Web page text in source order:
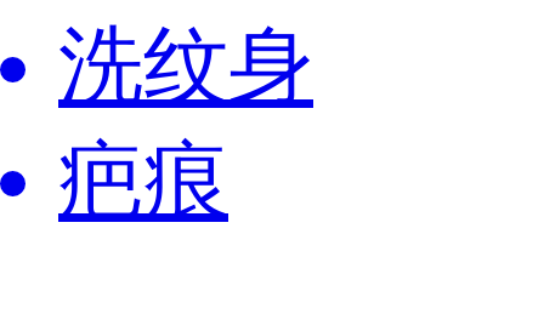
洗纹身
疤痕